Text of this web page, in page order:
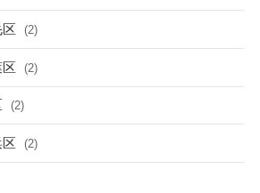
(2)
(2)
(2)
(2)